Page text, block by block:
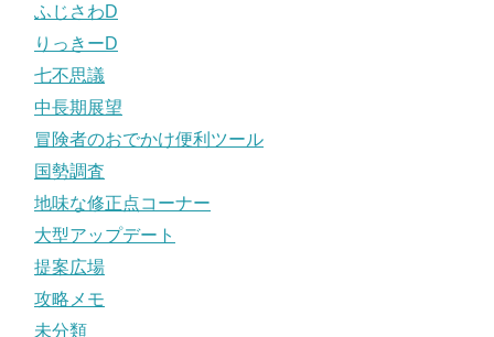
ふじさわD
りっきーD
七不思議
中長期展望
冒険者のおでかけ便利ツール
国勢調査
地味な修正点コーナー
大型アップデート
提案広場
攻略メモ
未分類